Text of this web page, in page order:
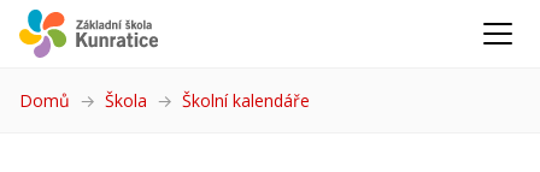
Domů Škola Školní kalendáře